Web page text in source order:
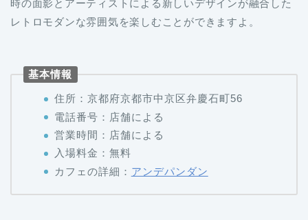
時の面影とアーティストによる新しいデザインが融合した
レトロモダンな雰囲気を楽しむことができますよ。
基本情報
住所：京都府京都市中京区弁慶石町56
電話番号：店舗による
営業時間：店舗による
入場料金：無料
カフェの詳細： アンデパンダン